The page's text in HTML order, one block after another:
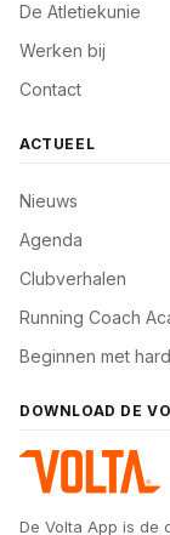
De Atletiekunie
Werken bij
Contact
ACTUEEL
Nieuws
Agenda
Clubverhalen
Running Coach
Beginnen met
DOWNLOAD DE
De Volta App is de